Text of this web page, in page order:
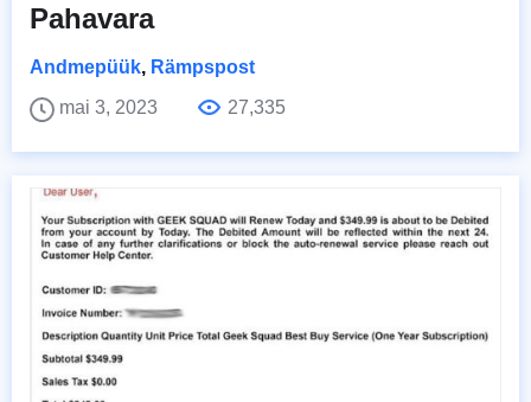
Pahavara
Andmepüük, Rämpspost
mai 3, 2023
27,335